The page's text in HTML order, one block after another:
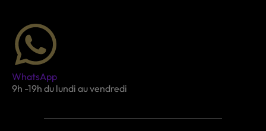
WhatsApp
9h -19h du lundi au vendredi